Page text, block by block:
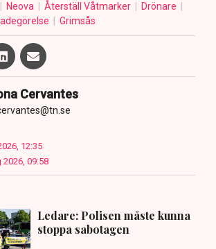
Neova Återställ Våtmarker
Drönare
Grimsås
Cervantes
12:35
2026, 09:58
Ledare: Polisen måste kunna
stoppa sabotagen